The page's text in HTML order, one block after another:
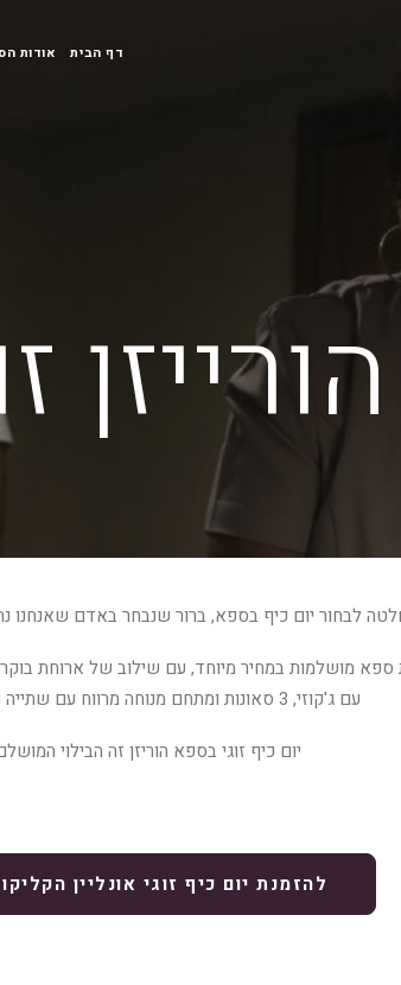
דף הבית אודות
הורייזן
לבחור יום כיף בספא, ברור שנבחר באדם שאנחנו
ספא מושלמות במחיר מיוחד, עם שילוב של ארוחת
עם ג'קוזי, 3 סאונות ומתחם מנוחה מרווח עם שתייה ונשנושים.
יום כיף זוגי בספא הוריזן זה הבילוי
להזמנת יום כיף זוגי אונליין